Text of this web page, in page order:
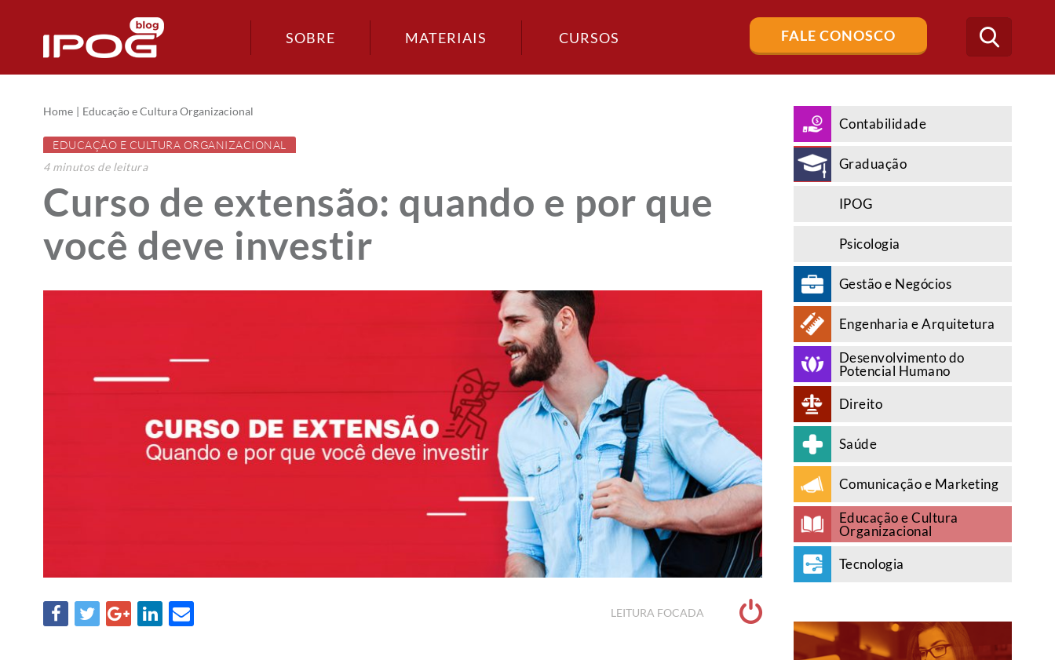
SOBRE MATERIAIS CURSOS FALE CONOSCO
Buscar
no
blog
Home Educação e Cultura Organizacional
EDUCAÇÃO E CULTURA ORGANIZACIONAL
4 minutosde leitura
Curso de extensão: quando e por que
você deve investir
LEITURA FOCADA
Contabilidade
Graduação
IPOG
Psicologia
Gestão e Negócios
Engenharia e Arquitetura
Desenvolvimento do
Potencial Humano
Direito
Saúde
Comunicação e Marketing
Educação e Cultura
Organizacional
Tecnologia